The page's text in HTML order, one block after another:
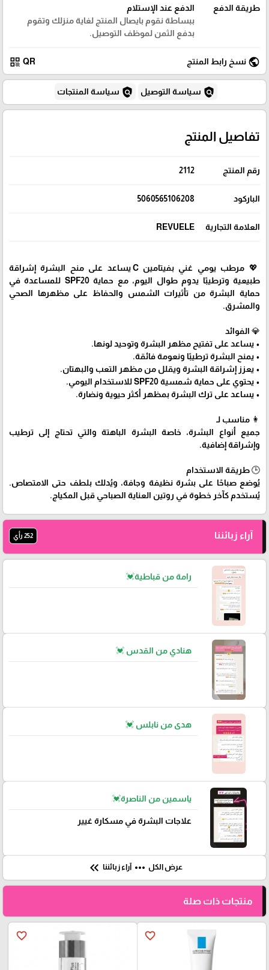
طريقة الدفع
الدفع عند الإستلام
ببساطة نقوم بايصال المنتج لغاية منزلك وتقوم
بدفع الثمن لموظف التوصيل.
public نسخ رابط المنتج QR
qr_code
policy سياسة التوصيل policy سياسة المنتجات
تفاصيل المنتج
رقم المنتج 2112
الباركود 5060565106208
العلامة التجارية REVUELE
💖 مرطب يومي غني بفيتامين C يساعد على منح البشرة إشراقة
طبيعية وترطيبًا يدوم طوال اليوم، مع حماية SPF20 للمساعدة في
حماية البشرة من تأثيرات الشمس والحفاظ على مظهرها الصحي
والمشرق.
💎 الفوائد
• يساعد على تفتيح مظهر البشرة وتوحيد لونها.
• يمنح البشرة ترطيبًا ونعومة فائقة.
• يعزز إشراقة البشرة ويقلل من مظهر التعب والبهتان.
• يحتوي على حماية شمسية SPF20 للاستخدام اليومي.
• يساعد على ترك البشرة بمظهر أكثر حيوية ونضارة.
👩 مناسب لـ
جميع أنواع البشرة، خاصة البشرة الباهتة والتي تحتاج إلى ترطيب
وإشراقة إضافية.
🕒 طريقة الاستخدام
يُوضع صباحًا على بشرة نظيفة وجافة، ويُدلك بلطف حتى الامتصاص.
يُستخدم كآخر خطوة في روتين العناية الصباحي قبل المكياج.
آراء زبائننا 252 رأي
رامة من قباطية💓
هنادي من القدس 💓
هدى من نابلس 💓
ياسمين من الناصرة💓
علاجات البشرة في مسكارة غيير
عرض الكل more_horiz آراء زبائننا keyboard_double_arrow_left
منتجات ذات صلة
favorite_border
favorite_border